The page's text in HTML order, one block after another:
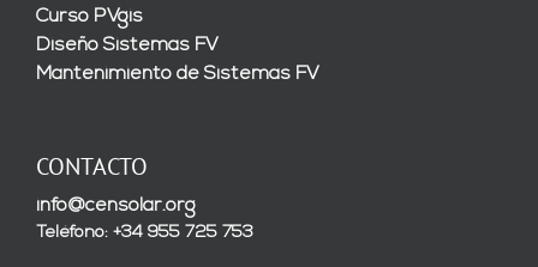
Curso PVgis
Diseño Sistemas FV
Mantenimiento de Sistemas FV
CONTACTO
info@censolar.org
Teléfono: +34 955 725 753